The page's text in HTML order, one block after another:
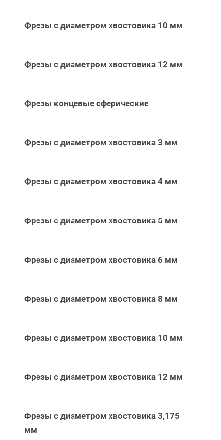
Фрезы с диаметром хвостовика 10 мм
Фрезы с диаметром хвостовика 12 мм
Фрезы концевые сферические
Фрезы с диаметром хвостовика 3 мм
Фрезы с диаметром хвостовика 4 мм
Фрезы с диаметром хвостовика 5 мм
Фрезы с диаметром хвостовика 6 мм
Фрезы с диаметром хвостовика 8 мм
Фрезы с диаметром хвостовика 10 мм
Фрезы с диаметром хвостовика 12 мм
Фрезы с диаметром хвостовика 3,175
мм